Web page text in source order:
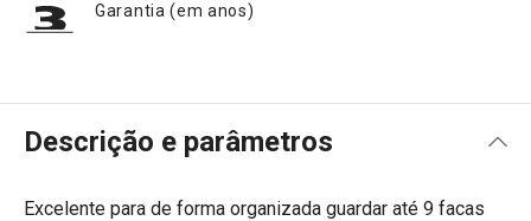
Garantia (em anos)
Descrição e parâmetros
Excelente para de forma organizada guardar até 9 facas